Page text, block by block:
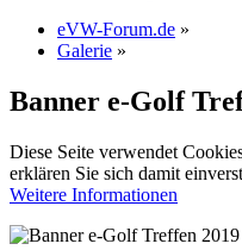
eVW-Forum.de »
Galerie »
Banner e-Golf
Diese Seite verwendet
erklären Sie sich damit
Weitere Informationen